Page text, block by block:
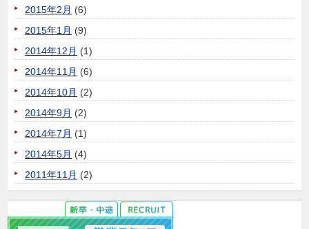
2015年2月 (6)
2015年1月 (9)
2014年12月 (1)
2014年11月 (6)
2014年10月 (2)
2014年9月 (2)
2014年7月 (1)
2014年5月 (4)
2011年11月 (2)